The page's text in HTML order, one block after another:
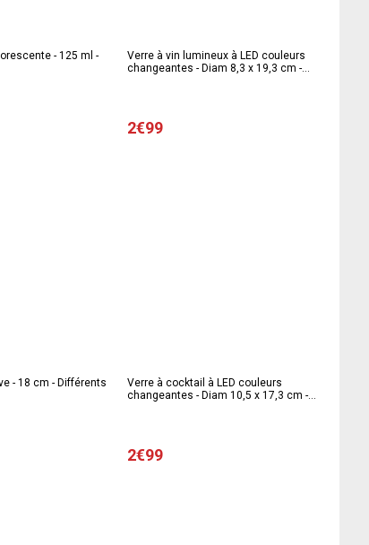
- 125 ml -
Verre à vin lumineux à LED couleurs
changeantes - Diam 8,3 x 19,3 cm -
2€99
- 18 cm - Différents
Verre à cocktail à LED couleurs
changeantes - Diam 10,5 x 17,3 cm -
2€99